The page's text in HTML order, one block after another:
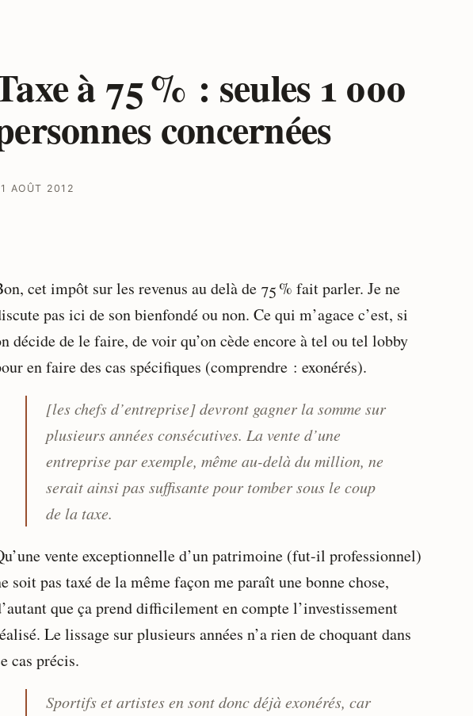
à 75 % : seules 1 000
concernées
AOÛT 2012
cet impôt sur les revenus au delà de 75 % fait parler. Je ne
pas ici de son bienfondé ou non. Ce qui m’agace c’est, si
décide de le faire, de voir qu’on cède encore à tel ou tel lobby
en faire des cas spécifiques (comprendre : exonérés).
[les chefs d’entreprise] devront gagner la somme sur
plusieurs années consécutives. La vente d’une
entreprise par exemple, même au-delà du million, ne
serait ainsi pas suffisante pour tomber sous le coup
de la taxe.
vente exceptionnelle d’un patrimoine (fut-il professionnel)
soit pas taxé de la même façon me paraît une bonne chose,
que ça prend difficilement en compte l’investissement
Le lissage sur plusieurs années n’a rien de choquant dans
cas précis.
Sportifs et artistes en sont donc déjà exonérés, car